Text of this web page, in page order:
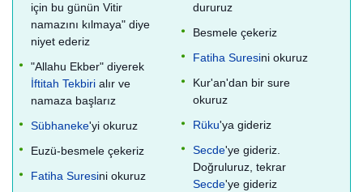
için bu günün Vitir
namazını kılmaya" diye
niyet ederiz
"Allahu Ekber" diyerek
İftitah Tekbiri alır ve
namaza başlarız
Sübhaneke'yi okuruz
Euzü-besmele çekeriz
Fatiha Suresini okuruz
dururuz
Besmele çekeriz
Fatiha Suresini okuruz
Kur'an'dan bir sure
okuruz
Rüku'ya gideriz
Secde'ye gideriz.
Doğruluruz, tekrar
Secde'ye gideriz